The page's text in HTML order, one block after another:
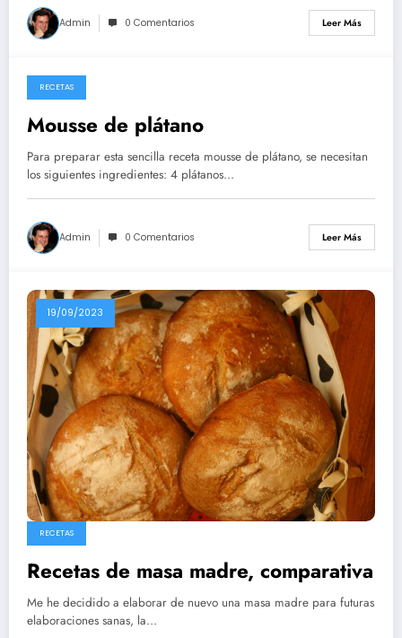
Admin 0 Comentarios Leer Más
14/05/2026
RECETAS
Mousse de plátano
Para preparar esta sencilla receta mousse de plátano, se necesitan
los siguientes ingredientes: 4 plátanos…
Admin 0 Comentarios Leer Más
19/09/2023
RECETAS
Recetas de masa madre, comparativa
Me he decidido a elaborar de nuevo una masa madre para futuras
elaboraciones sanas, la…